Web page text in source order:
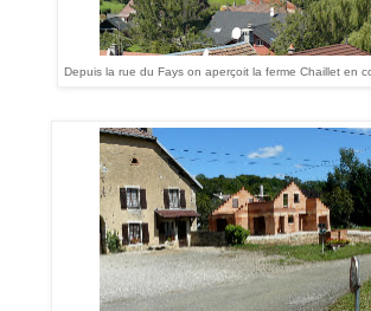
Depuis la rue du Fays on aperçoit la ferme Chaillet en